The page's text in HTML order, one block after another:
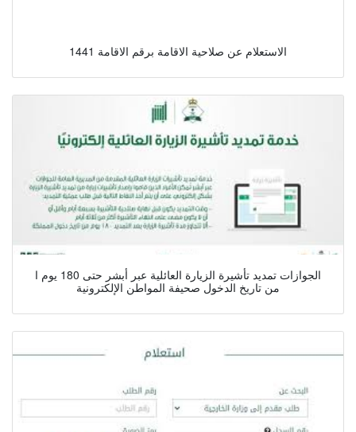
الاستعلام عن صلاحية الاقامة برقم الاقامة 1441
الجوازات تمديد تأشيرة الزيارة العائلية عبر أبشر حتى 180 يوم ا
من تاريخ الدخول صحيفة المواطن الإلكترونية